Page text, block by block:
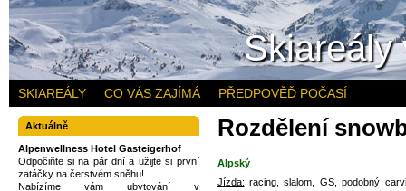
Rozdělení
Alpský
Jízda: racing, slalom, GS, podobný
Aktuálně
Alpenwellness Hotel Gasteigerhof
Odpočiňte si na pár dní a užijte si první
zatáčky na čerstvém sněhu!
Nabízíme vám ubytování v
SKIAREÁLY CO VÁS ZAJÍMÁ PŘEDPOVĚĎ POČASÍ
Skiareály